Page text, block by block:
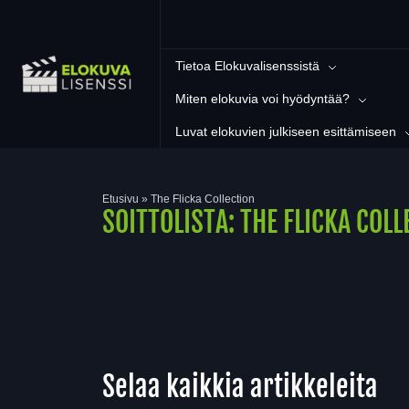
Tietoa Elokuvalisenssistä
Miten elokuvia voi hyödyntää?
Luvat elokuvien julkiseen esittämiseen
Etusivu » The Flicka Collection
SOITTOLISTA:THE FLICKA
Selaa kaikkia artikkeleita